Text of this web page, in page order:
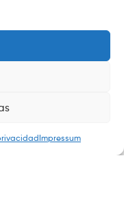
Impressum
Search
Wishlist